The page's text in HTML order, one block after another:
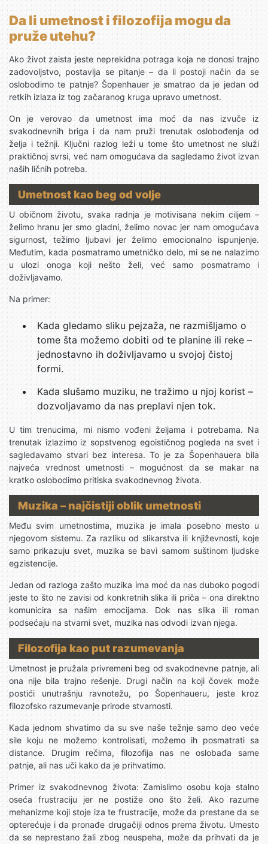
Da li umetnost i filozofija mogu da
pruže utehu?
Ako život zaista jeste neprekidna potraga koja ne donosi trajno
zadovoljstvo, postavlja se pitanje – da li postoji način da se
oslobodimo te patnje? Šopenhauer je smatrao da je jedan od
retkih izlaza iz tog začaranog kruga upravo umetnost.
On je verovao da umetnost ima moć da nas izvuče iz
svakodnevnih briga i da nam pruži trenutak oslobođenja od
želja i težnji. Ključni razlog leži u tome što umetnost ne služi
praktičnoj svrsi, već nam omogućava da sagledamo život izvan
naših ličnih potreba.
Umetnost kao beg od volje
U običnom životu, svaka radnja je motivisana nekim ciljem –
želimo hranu jer smo gladni, želimo novac jer nam omogućava
sigurnost, težimo ljubavi jer želimo emocionalno ispunjenje.
Međutim, kada posmatramo umetničko delo, mi se ne nalazimo
u ulozi onoga koji nešto želi, već samo posmatramo i
doživljavamo.
Na primer:
Kada gledamo sliku pejzaža, ne razmišljamo o
tome šta možemo dobiti od te planine ili reke –
jednostavno ih doživljavamo u svojoj čistoj
formi.
Kada slušamo muziku, ne tražimo u njoj korist –
dozvoljavamo da nas preplavi njen tok.
U tim trenucima, mi nismo vođeni željama i potrebama. Na
trenutak izlazimo iz sopstvenog egoističnog pogleda na svet i
sagledavamo stvari bez interesa. To je za Šopenhauera bila
najveća vrednost umetnosti – mogućnost da se makar na
kratko oslobodimo pritiska svakodnevnog života.
Muzika – najčistiji oblik umetnosti
Među svim umetnostima, muzika je imala posebno mesto u
njegovom sistemu. Za razliku od slikarstva ili književnosti, koje
samo prikazuju svet, muzika se bavi samom suštinom ljudske
egzistencije.
Jedan od razloga zašto muzika ima moć da nas duboko pogodi
jeste to što ne zavisi od konkretnih slika ili priča – ona direktno
komunicira sa našim emocijama. Dok nas slika ili roman
podsećaju na stvarni svet, muzika nas odvodi izvan njega.
Filozofija kao put razumevanja
Umetnost je pružala privremeni beg od svakodnevne patnje, ali
ona nije bila trajno rešenje. Drugi način na koji čovek može
postići unutrašnju ravnotežu, po Šopenhaueru, jeste kroz
filozofsko razumevanje prirode stvarnosti.
Kada jednom shvatimo da su sve naše težnje samo deo veće
sile koju ne možemo kontrolisati, možemo ih posmatrati sa
distance. Drugim rečima, filozofija nas ne oslobađa same
patnje, ali nas uči kako da je prihvatimo.
Primer iz svakodnevnog života: Zamislimo osobu koja stalno
oseća frustraciju jer ne postiže ono što želi. Ako razume
mehanizme koji stoje iza te frustracije, može da prestane da se
opterećuje i da pronađe drugačiji odnos prema životu. Umesto
da se neprestano žali zbog neuspeha, može da prihvati da je